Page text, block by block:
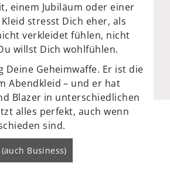
einem Jubiläum oder einer
stresst Dich eher, als
verkleidet fühlen, nicht
willst Dich wohlfühlen.
Geheimwaffe. Er ist die
Abendkleid – und er hat
Blazer in unterschiedlichen
alles perfekt, auch wenn
sind.
Business)